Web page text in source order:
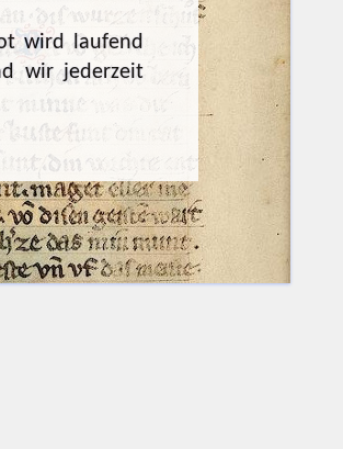
wird laufend
wir jederzeit